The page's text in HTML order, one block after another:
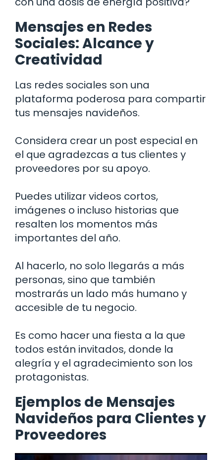
Mensajes en Redes
Sociales: Alcance y
Creatividad
Las redes sociales son una
plataforma poderosa para compartir
tus mensajes navideños.
Considera crear un post especial en
el que agradezcas a tus clientes y
proveedores por su apoyo.
Puedes utilizar videos cortos,
imágenes o incluso historias que
resalten los momentos más
importantes del año.
Al hacerlo, no solo llegarás a más
personas, sino que también
mostrarás un lado más humano y
accesible de tu negocio.
Es como hacer una fiesta a la que
todos están invitados, donde la
alegría y el agradecimiento son los
protagonistas.
Ejemplos de Mensajes
Navideños para Clientes y
Proveedores